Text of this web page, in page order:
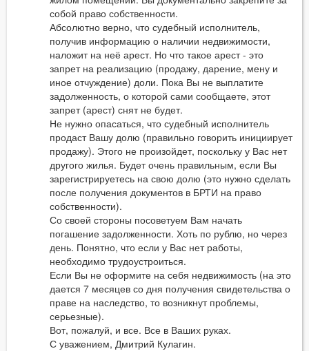
собой право собственности.
Абсолютно верно, что судебный исполнитель,
получив информацию о наличии недвижимости,
наложит на неё арест. Но что такое арест - это
запрет на реализацию (продажу, дарение, мену и
иное отчуждение) доли. Пока Вы не выплатите
задолженность, о которой сами сообщаете, этот
запрет (арест) снят не будет.
Не нужно опасаться, что судебный исполнитель
продаст Вашу долю (правильно говорить инициирует
продажу). Этого не произойдет, поскольку у Вас нет
другого жилья. Будет очень правильным, если Вы
зарегистрируетесь на свою долю (это нужно сделать
после получения документов в БРТИ на право
собственности).
Со своей стороны посоветуем Вам начать
погашение задолженности. Хоть по рублю, но через
день. Понятно, что если у Вас нет работы,
необходимо трудоустроиться.
Если Вы не оформите на себя недвижимость (на это
дается 7 месяцев со дня получения свидетельства о
праве на наследство, то возникнут проблемы,
серьезные).
Вот, пожалуй, и все. Все в Ваших руках.
С уважением, Дмитрий Кулагин.